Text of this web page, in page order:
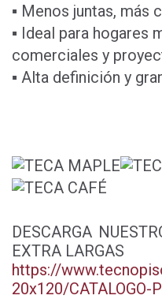
▪ Menos juntas, más
▪ Ideal para hogares
comerciales y
▪ Alta definición y
DESCARGA
EXTRA LARGAS
https://
20x120/CATALOGO-